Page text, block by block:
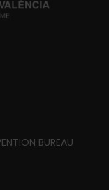
BUREAU